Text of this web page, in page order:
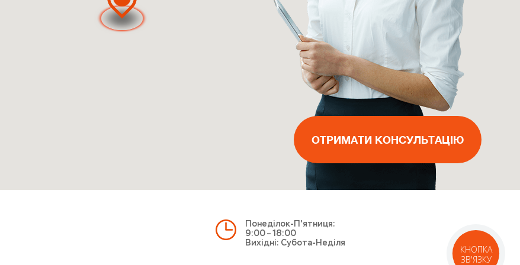
ОТРИМАТИ КОНСУЛЬТАЦІЮ
ВИКЛИКАТИ КУР'ЄРА
ВИКЛИКАТИ МАЙСТРА
ОТРИМАТИ КОНСУЛЬТАЦІЮ
ОТРИМАТИ КОНСУЛЬТАЦІЮ
Понеділок-П'ятниця:
9:00 – 18:00
Вихідні: Субота-Неділя
КНОПКА
ЗВ'ЯЗКУ